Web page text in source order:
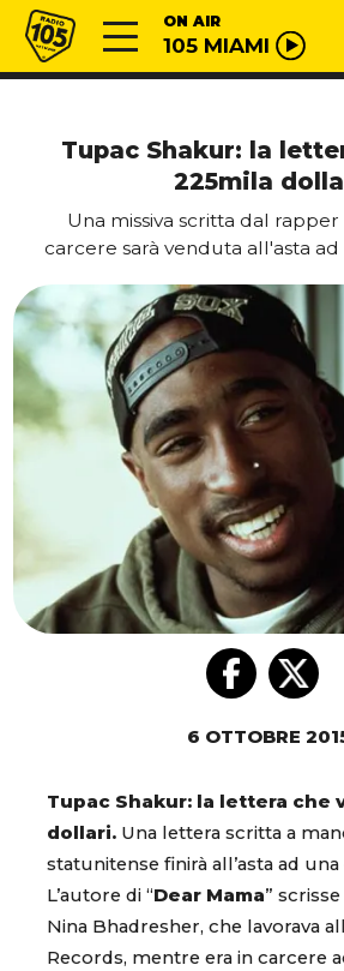
Vai al contenuto
Radio 105 ON AIR
105 MIAMI
Tupac Shakur: la
225mila
Una missiva scritta dal
carcere sarà venduta all'asta
6 OTTOBRE
Tupac Shakur: la lettera che
dollari. Una lettera scritta a
statunitense finirà all’asta ad
L’autore di “Dear Mama”
Nina Bhadresher, che lavorava
Records, mentre era in carcere